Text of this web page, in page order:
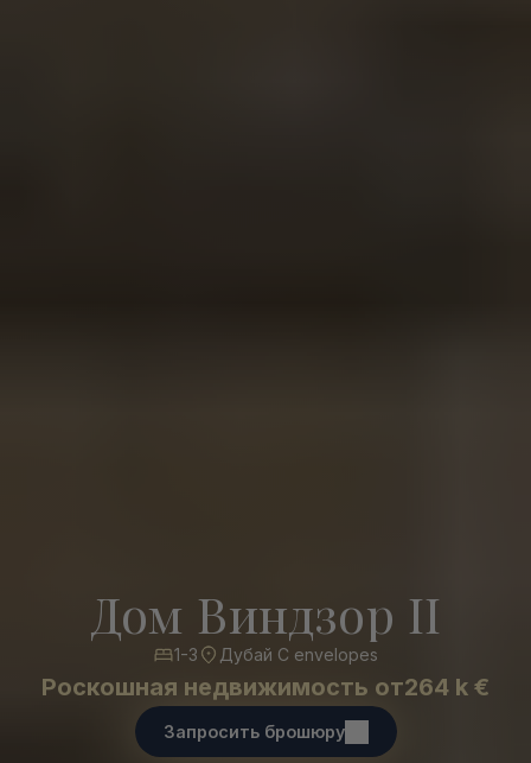
Дом Виндзор II
1-3 Дубай С envelopes
Роскошная недвижимость от264 k €
Запросить брошюру